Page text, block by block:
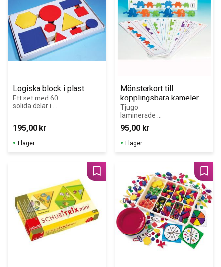
Logiska block i plast
Ett set med 60
solida delar i
former i olika
olika tjocklekar.
tjocklek och
färg! Alla delar
är unika.
195,00 kr
I lager
Mönsterkort till
kopplingsbara kameler
Tjugo
laminerade
mönsterkort i
färg, uppdelade
i fem
svårighetsgrader
95,00 kr
I lager
Lägg till i favoriter